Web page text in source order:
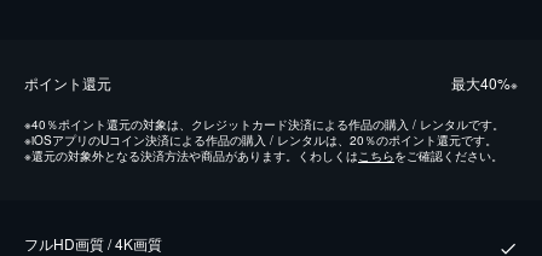
ポイント還元 最⼤40%※
※40％ポイント還元の対象は、クレジットカード決済による作品の購入 / レンタルです。
※iOSアプリのUコイン決済による作品の購入 / レンタルは、20％のポイント還元です。
※還元の対象外となる決済方法や商品があります。くわしくはこちらをご確認ください。
フルHD画質 / 4K画質